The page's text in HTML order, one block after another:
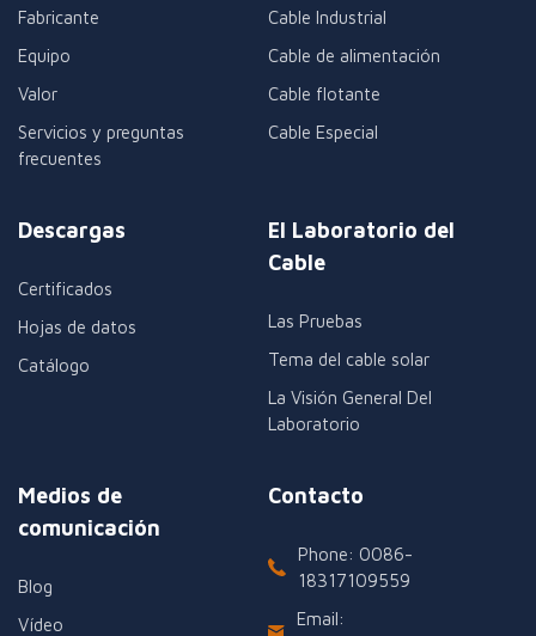
Fabricante
Equipo
Valor
Servicios y preguntas
frecuentes
Cable Industrial
Cable de alimentación
Cable flotante
Cable Especial
Descargas
Certificados
Hojas de datos
Catálogo
El Laboratorio del
Cable
Las Pruebas
Tema del cable solar
La Visión General Del
Laboratorio
Medios de
comunicación
Blog
Vídeo
Contacto
Phone: 0086-
18317109559
Email: